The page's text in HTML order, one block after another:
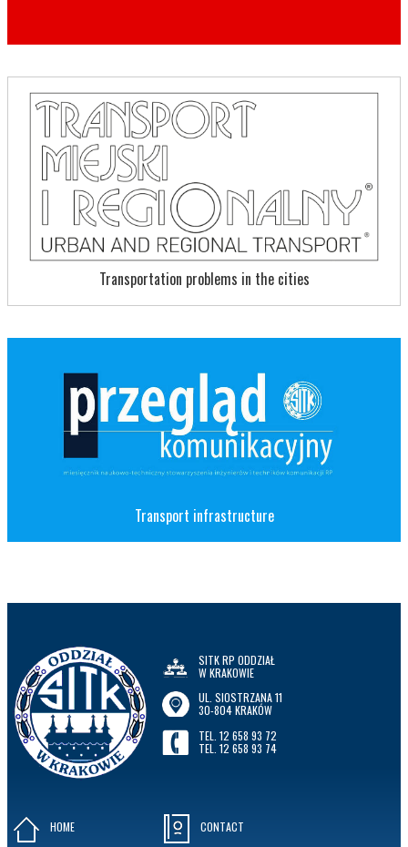
Transportation problems in the cities
Transport infrastructure
SITK RP ODDZIAŁ
W KRAKOWIE
UL. SIOSTRZANA 11
30-804 KRAKÓW
TEL. 12 658 93 72
TEL. 12 658 93 74
HOME CONTACT